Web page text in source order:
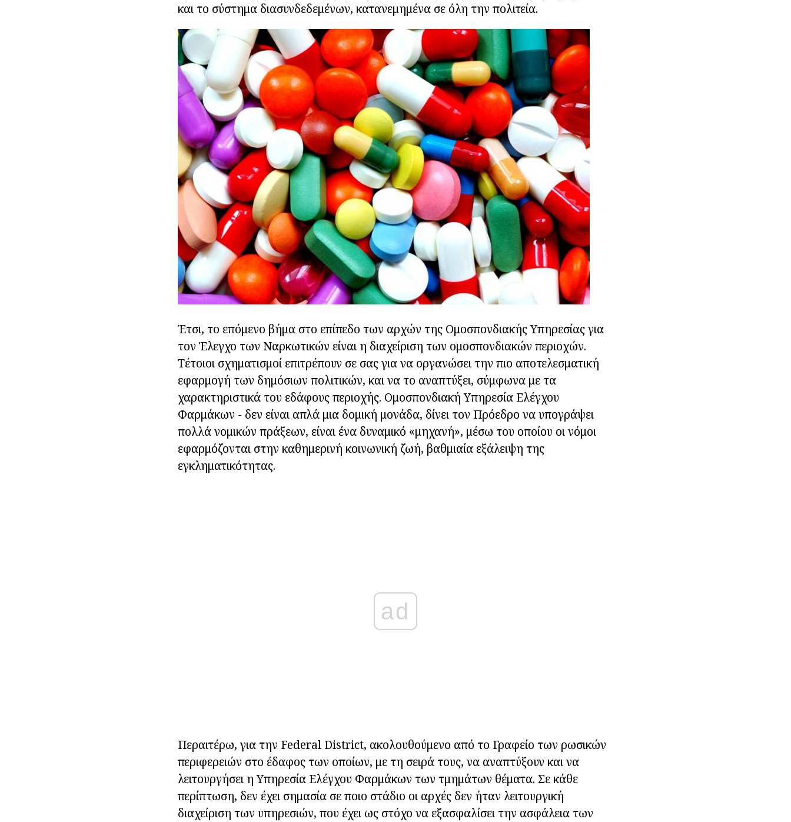
και το σύστημα διασυνδεδεμένων, κατανεμημένα σε όλη την πολιτεία.
Έτσι, το επόμενο βήμα στο επίπεδο των αρχών της Ομοσπονδιακής Υπηρεσίας για
τον Έλεγχο των Ναρκωτικών είναι η διαχείριση των ομοσπονδιακών περιοχών.
Τέτοιοι σχηματισμοί επιτρέπουν σε σας για να οργανώσει την πιο αποτελεσματική
εφαρμογή των δημόσιων πολιτικών, και να το αναπτύξει, σύμφωνα με τα
χαρακτηριστικά του εδάφους περιοχής. Ομοσπονδιακή Υπηρεσία Ελέγχου
Φαρμάκων - δεν είναι απλά μια δομική μονάδα, δίνει τον Πρόεδρο να υπογράψει
πολλά νομικών πράξεων, είναι ένα δυναμικό «μηχανή», μέσω του οποίου οι νόμοι
εφαρμόζονται στην καθημερινή κοινωνική ζωή, βαθμιαία εξάλειψη της
εγκληματικότητας.
ad
Περαιτέρω, για την Federal District, ακολουθούμενο από το Γραφείο των ρωσικών
περιφερειών στο έδαφος των οποίων, με τη σειρά τους, να αναπτύξουν και να
λειτουργήσει η Υπηρεσία Ελέγχου Φαρμάκων των τμημάτων θέματα. Σε κάθε
περίπτωση, δεν έχει σημασία σε ποιο στάδιο οι αρχές δεν ήταν λειτουργική
διαχείριση των υπηρεσιών, που έχει ως στόχο να εξασφαλίσει την ασφάλεια των